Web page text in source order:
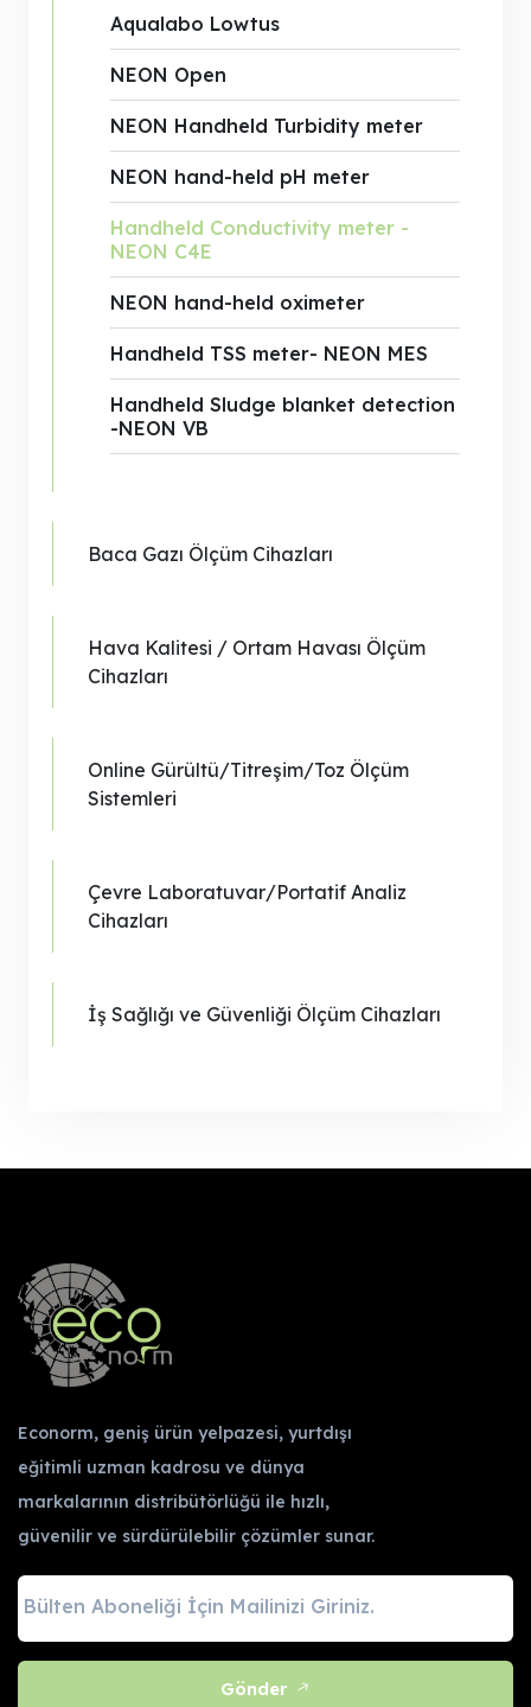
Aqualabo Lowtus
NEON Open
NEON Handheld Turbidity meter
NEON hand-held pH meter
Handheld Conductivity meter -
NEON C4E
NEON hand-held oximeter
Handheld TSS meter- NEON MES
Handheld Sludge blanket detection
-NEON VB
Baca Gazı Ölçüm Cihazları
Hava Kalitesi / Ortam Havası Ölçüm
Cihazları
Online Gürültü/Titreşim/Toz Ölçüm
Sistemleri
Çevre Laboratuvar/Portatif Analiz
Cihazları
İş Sağlığı ve Güvenliği Ölçüm Cihazları
Econorm, geniş ürün yelpazesi, yurtdışı
eğitimli uzman kadrosu ve dünya
markalarının distribütörlüğü ile hızlı,
güvenilir ve sürdürülebilir çözümler sunar.
Gönder